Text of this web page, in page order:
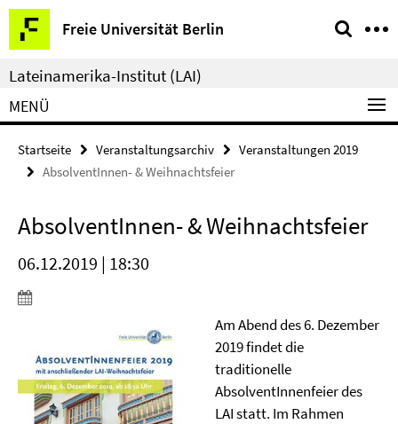
Springe
direkt
zu
Inhalt
Freie Universität Berlin
Service-
Navigation
Lateinamerika-Institut (LAI)
MENÜ
Startseite Veranstaltungsarchiv
Veranstaltungen 2019
AbsolventInnen- & Weihnachtsfeier
AbsolventInnen- & Weihnachtsfeier
06.12.2019 | 18:30
Am Abend des 6. Dezember
2019 findet die
traditionelle
AbsolventInnenfeier des
LAI statt. Im Rahmen